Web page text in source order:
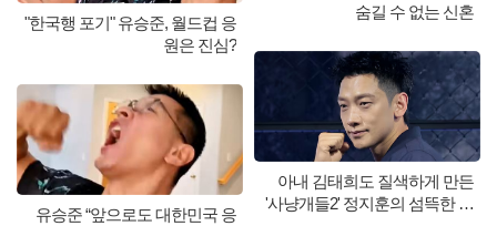
"한국행 포기" 유승준, 월드컵 응
원은 진심?
유승준 “앞으로도 대한민국 응
숨길 수 없는 신혼
아내 김태희도 질색하게 만든
'사냥개들2' 정지훈의 섬뜩한 변